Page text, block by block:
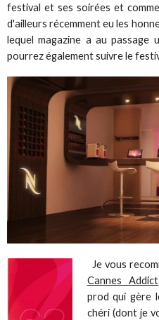
festival et ses soirées et comme
d'ailleurs récemment eu les
lequel magazine a au passage
pourrez également suivre le
Je vous
Cannes Addict
prod qui gère
chéri (dont je